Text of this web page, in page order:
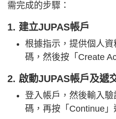
需完成的步驟：
1. 建立JUPAS帳戶
根據指示，提供個人
碼，然後按「Create
2. 啟動JUPAS帳戶及遞
登入帳戶，然後輸入
碼，再按「Continue